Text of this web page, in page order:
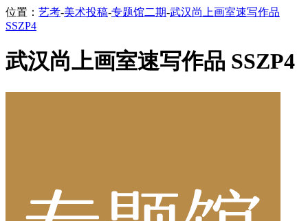
位置： 艺考-美术投稿-专题馆二期-武汉尚上画室速写作品
SSZP4
武汉尚上画室速写作品 SSZP4